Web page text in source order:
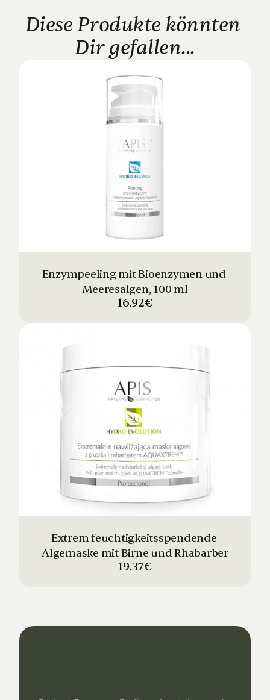
Diese Produkte könnten
Dir gefallen...
Enzympeeling mit Bioenzymen und
Meeresalgen, 100 ml
16.92€
Extrem feuchtigkeitsspendende
Algemaske mit Birne und Rhabarber
19.37€